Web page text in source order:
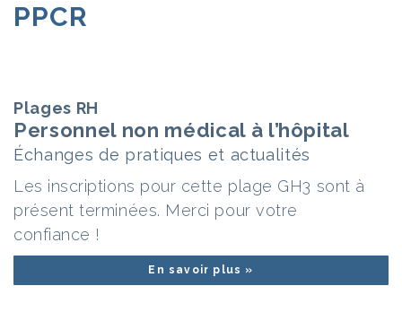
PPCR
Plages RH
Personnel non médical à l’hôpital
Échanges de pratiques et actualités
Les inscriptions pour cette plage GH3 sont à
présent terminées. Merci pour votre
confiance !
En savoir plus »